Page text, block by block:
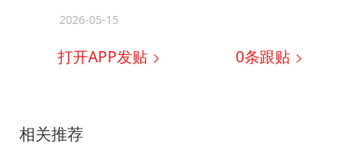
2026-05-15
打开APP发贴 0条跟贴
相关推荐